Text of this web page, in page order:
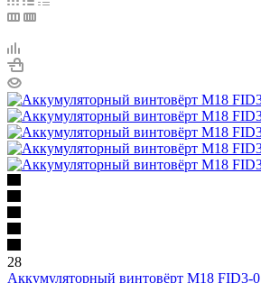
28
Аккумуляторный винтовёрт M18 FID3-0